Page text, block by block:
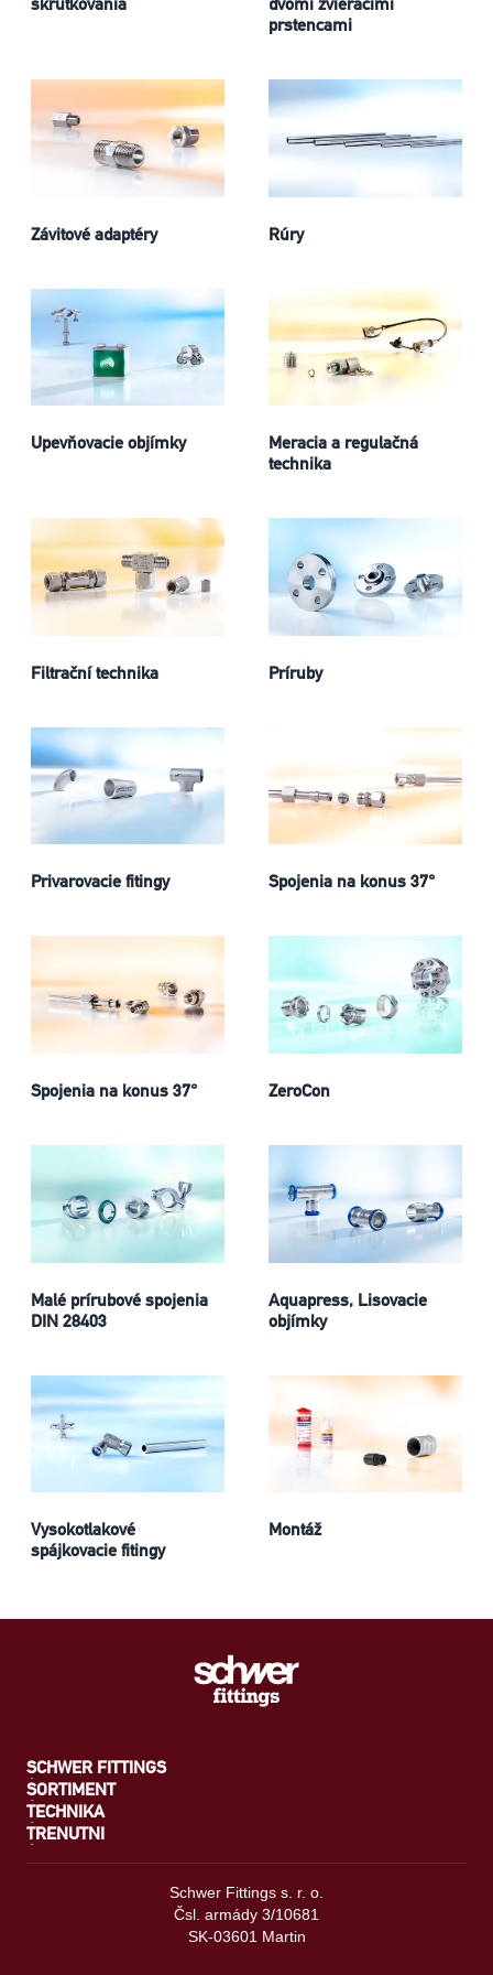
prstencami
Závitové adaptéry Rúry
Upevňovacie objímky
Meracia a regulačná
technika
Filtrační technika Príruby
Privarovacie fitingy Spojenia na konus 37°
Spojenia na konus 37° ZeroCon
Malé prírubové spojenia
DIN 28403
Aquapress, Lisovacie
objímky
Vysokotlakové
spájkovacie fitingy
Montáž
SCHWER FITTINGS
SORTIMENT
TECHNIKA
TRENUTNI
Schwer Fittings s. r. o.
Čsl. armády 3/10681
SK-03601 Martin